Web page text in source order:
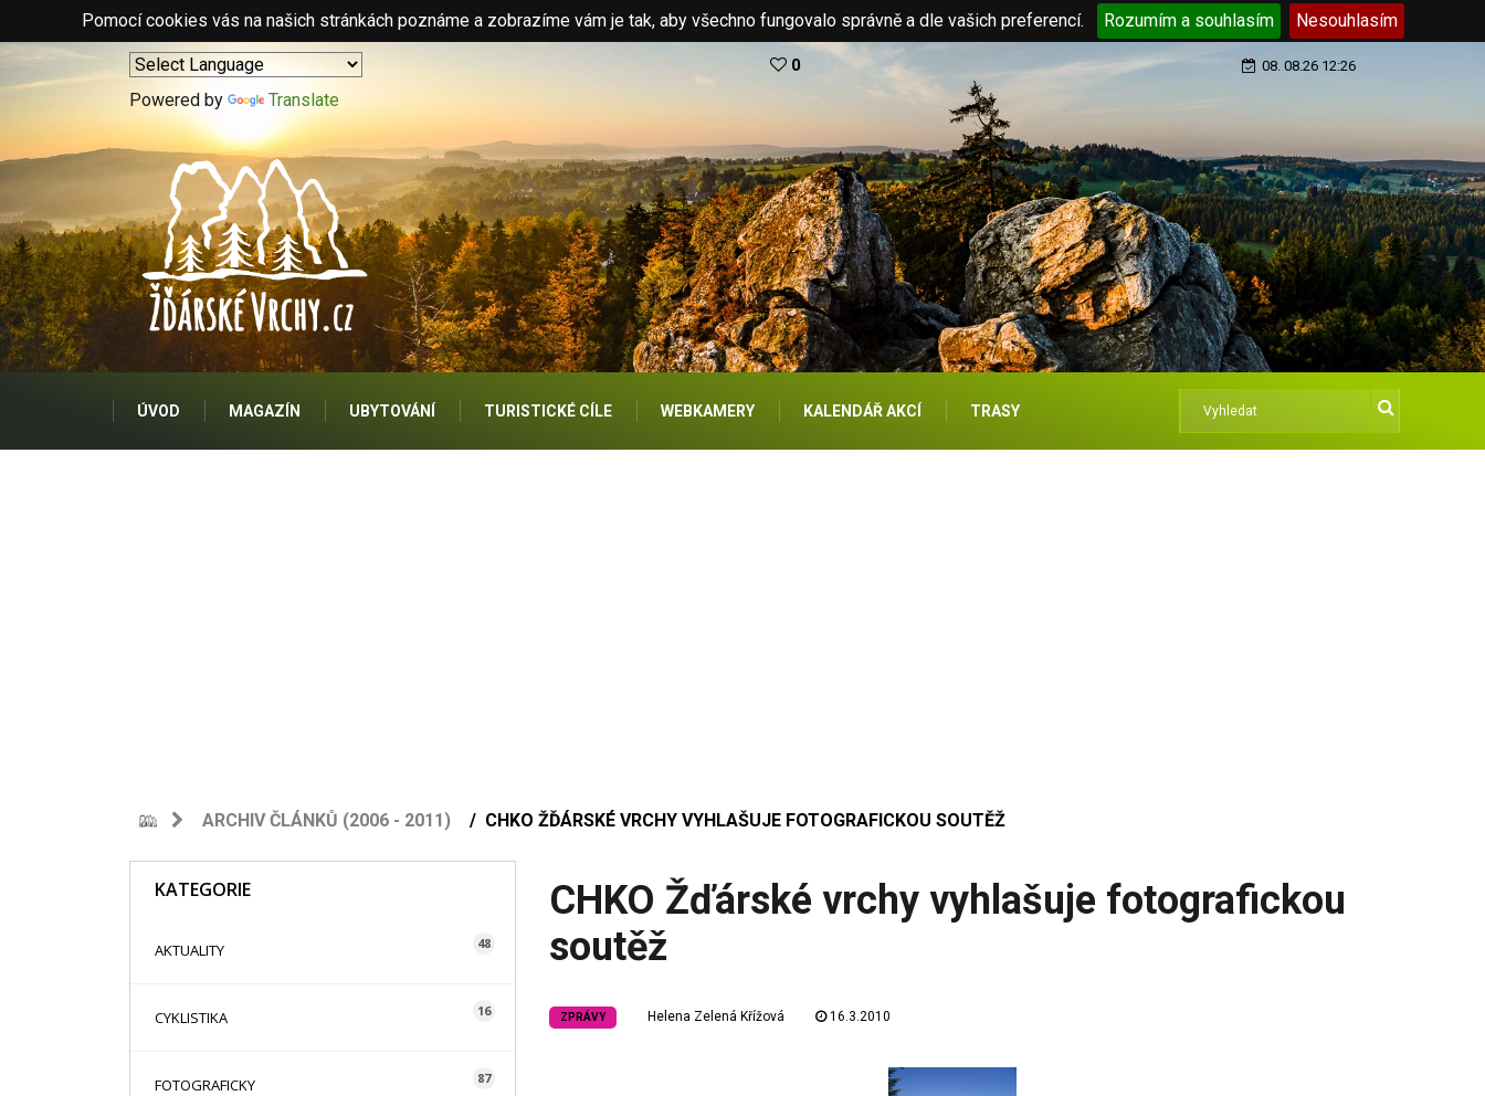
Pomocí cookies vás na našich stránkách poznáme a zobrazíme vám je tak, aby všechno fungovalo správně a dle vašich preferencí. Rozumím a souhlasím Nesouhlasím
Powered by Translate
0 08. 08.26 12:26
ÚVOD MAGAZÍN UBYTOVÁNÍ TURISTICKÉ CÍLE WEBKAMERY KALENDÁŘ AKCÍ TRASY
ARCHIV ČLÁNKŮ (2006 - 2011) CHKO ŽĎÁRSKÉ VRCHY VYHLAŠUJE FOTOGRAFICKOU SOUTĚŽ
KATEGORIE
AKTUALITY 48
CYKLISTIKA 16
FOTOGRAFICKY 87
CHKO Žďárské vrchy vyhlašuje fotografickou
soutěž
ZPRÁVY Helena Zelená Křížová 16.3.2010